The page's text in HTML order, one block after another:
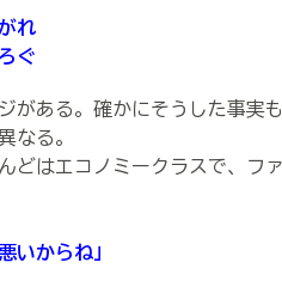
れ
ぐ
ある。確かにそうした事実
なる。
はエコノミークラスで、フ
いからね」